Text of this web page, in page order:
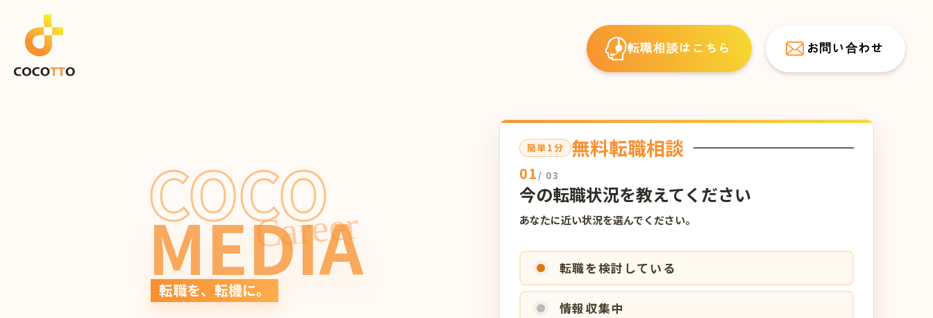
転職相談はこちら お問い合わせ
COCO
Career
MEDIA
転職を、転機に。
簡単1分 無料転職相談
01 / 03
今の転職状況を教えてください
あなたに近い状況を選んでください。
転職を検討している
情報収集中